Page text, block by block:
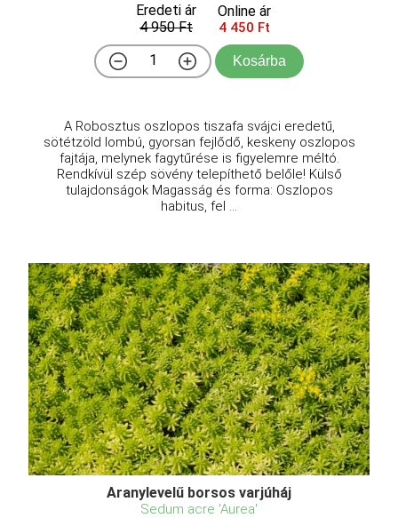
Eredeti ár
4 950 Ft
Online ár
4 450 Ft
Kosárba
A Robosztus oszlopos tiszafa svájci eredetű,
sötétzöld lombú, gyorsan fejlődő, keskeny oszlopos
fajtája, melynek fagytűrése is figyelemre méltó.
Rendkívül szép sövény telepíthető belőle! Külső
tulajdonságok Magasság és forma: Oszlopos
habitus, fel ...
Aranylevelű borsos varjúháj
Sedum acre 'Aurea'